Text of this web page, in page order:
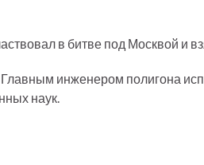
в битве под Москвой и
инженером полигона
наук.